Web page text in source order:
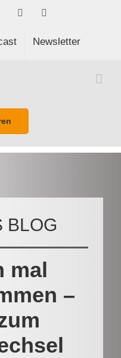
Spotify
Newsletter
BLOG
mal
–